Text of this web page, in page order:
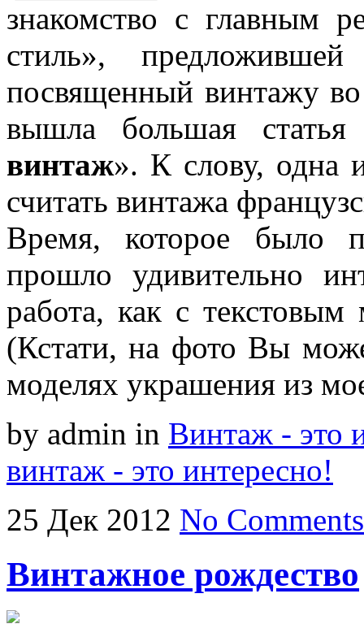
знакомство с главным
стиль»,
посвященный винтажу во
вышла большая
винтаж». К слову, одна
считать винтажа
Время, которое было
прошло удивительно
работа, как с
(Кстати, на фото Вы
моделях украшения из
by admin in Винтаж - это
винтаж - это интересно!
25 Дек 2012 No Comments
Винтажное рождество